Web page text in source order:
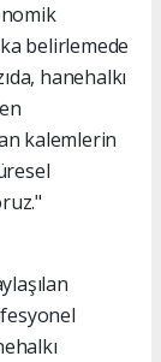
belirlemede
hanehalkı
kalemlerin